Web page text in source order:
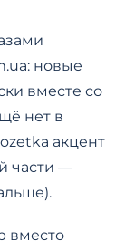
новые
вместе со
нет в
акцент
части —
вместо